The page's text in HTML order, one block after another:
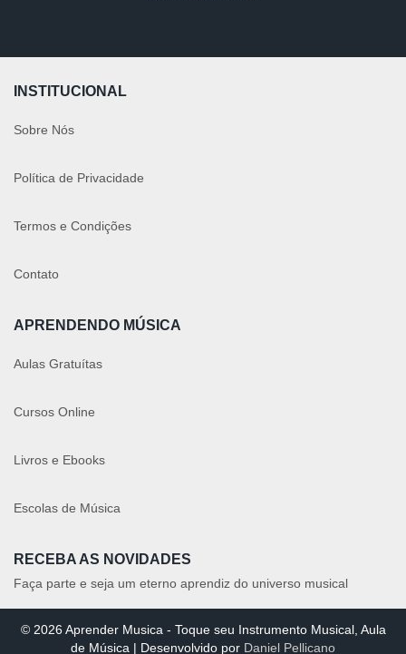
INSTITUCIONAL
Sobre Nós
Política de Privacidade
Termos e Condições
Contato
APRENDENDO MÚSICA
Aulas Gratuítas
Cursos Online
Livros e Ebooks
Escolas de Música
RECEBA AS NOVIDADES
Faça parte e seja um eterno aprendiz do universo musical
© 2026 Aprender Musica - Toque seu Instrumento Musical, Aula
de Música | Desenvolvido por Daniel Pellicano